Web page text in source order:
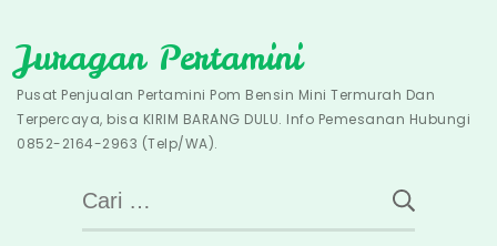
to
content
Juragan Pertamini
Pusat Penjualan Pertamini Pom Bensin Mini Termurah Dan
Terpercaya, bisa KIRIM BARANG DULU. Info Pemesanan Hubungi
0852-2164-2963 (Telp/WA).
Cari
untuk: